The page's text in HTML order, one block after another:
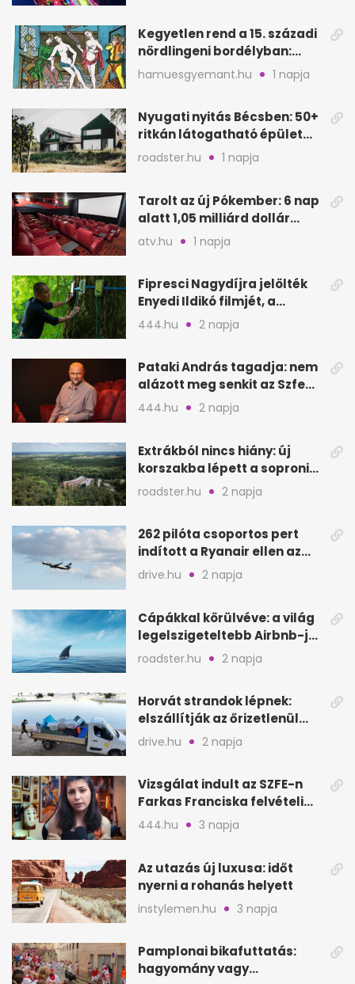
Kegyetlen rend a 15. századi
nördlingeni bordélyban:
verés, éheztetés
hamuesgyemant.hu 1 napja
Nyugati nyitás Bécsben: 50+
ritkán látogatható épület
nyílik meg
roadster.hu 1 napja
Tarolt az új Pókember: 6 nap
alatt 1,05 milliárd dollár
bevétel
atv.hu 1 napja
Fipresci Nagydíjra jelölték
Enyedi Ildikó filmjét, a
Csendes barátot
444.hu 2 napja
Pataki András tagadja: nem
alázott meg senkit az Szfe
felvételijén
444.hu 2 napja
Extrákból nincs hiány: új
korszakba lépett a soproni
Fagus Hotel
roadster.hu 2 napja
262 pilóta csoportos pert
indított a Ryanair ellen az
Egyesült Királyságban
drive.hu 2 napja
Cápákkal körülvéve: a világ
legelszigeteltebb Airbnb-je
a nyílt tengeren
roadster.hu 2 napja
Horvát strandok lépnek:
elszállítják az őrizetlenül
hagyott törölközőket
drive.hu 2 napja
Vizsgálat indult az SZFE-n
Farkas Franciska felvételi
videója után
444.hu 3 napja
Az utazás új luxusa: időt
nyerni a rohanás helyett
instylemen.hu 3 napja
Pamplonai bikafuttatás:
hagyomány vagy